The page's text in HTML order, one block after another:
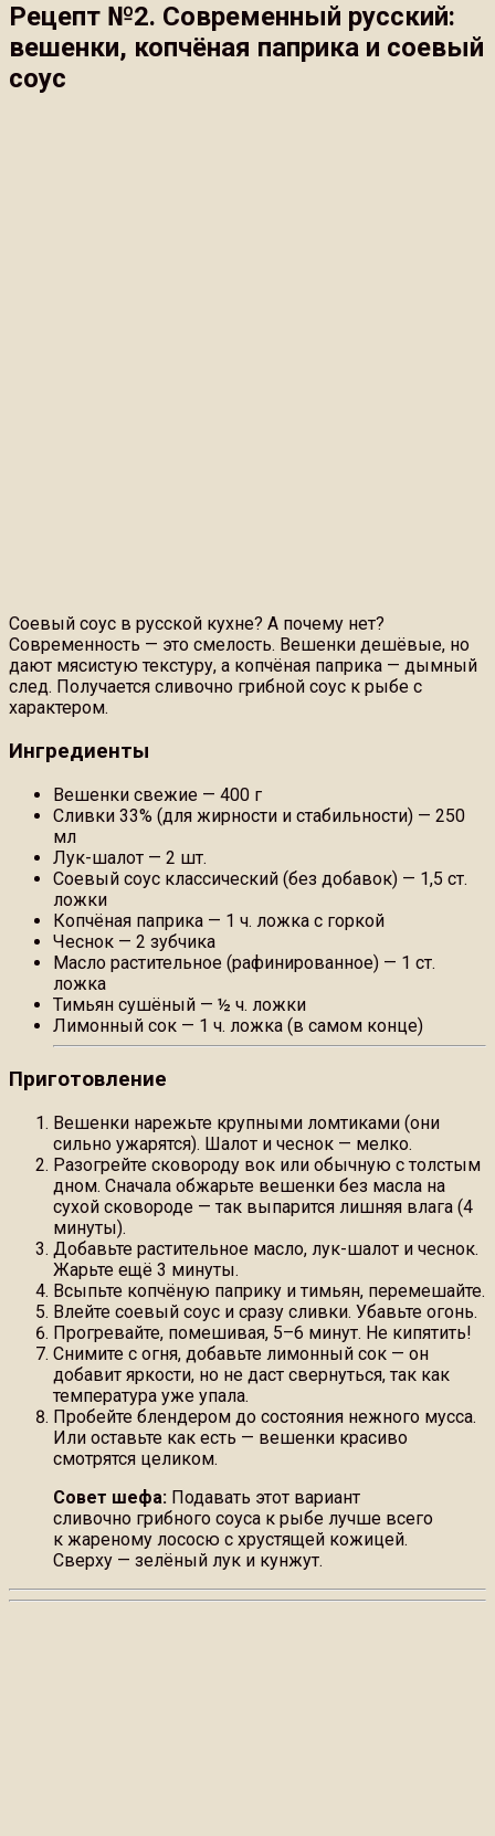
Рецепт №2. Современный русский:
вешенки, копчёная паприка и соевый
соус
Соевый соус в русской кухне? А почему нет?
Современность — это смелость. Вешенки дешёвые, но
дают мясистую текстуру, а копчёная паприка — дымный
след. Получается сливочно грибной соус к рыбе с
характером.
Ингредиенты
Вешенки свежие — 400 г
Сливки 33% (для жирности и стабильности) — 250
мл
Лук-шалот — 2 шт.
Соевый соус классический (без добавок) — 1,5 ст.
ложки
Копчёная паприка — 1 ч. ложка с горкой
Чеснок — 2 зубчика
Масло растительное (рафинированное) — 1 ст.
ложка
Тимьян сушёный — ½ ч. ложки
Лимонный сок — 1 ч. ложка (в самом конце)
Приготовление
Вешенки нарежьте крупными ломтиками (они
сильно ужарятся). Шалот и чеснок — мелко.
Разогрейте сковороду вок или обычную с толстым
дном. Сначала обжарьте вешенки без масла на
сухой сковороде — так выпарится лишняя влага (4
минуты).
Добавьте растительное масло, лук-шалот и чеснок.
Жарьте ещё 3 минуты.
Всыпьте копчёную паприку и тимьян, перемешайте.
Влейте соевый соус и сразу сливки. Убавьте огонь.
Прогревайте, помешивая, 5–6 минут. Не кипятить!
Снимите с огня, добавьте лимонный сок — он
добавит яркости, но не даст свернуться, так как
температура уже упала.
Пробейте блендером до состояния нежного мусса.
Или оставьте как есть — вешенки красиво
смотрятся целиком.
Совет шефа: Подавать этот вариант
сливочно грибного соуса к рыбе лучше всего
к жареному лососю с хрустящей кожицей.
Сверху — зелёный лук и кунжут.